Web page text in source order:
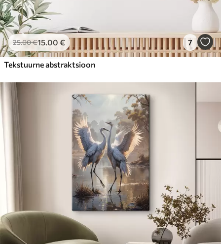
25.00€15.00 € 7
Tekstuurne abstraktsioon